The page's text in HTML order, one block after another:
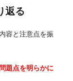
返る
容と注意点を振
題点を明らかに